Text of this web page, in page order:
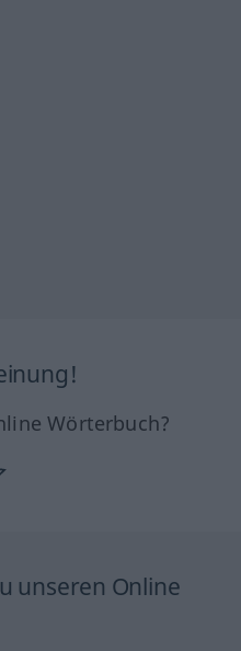
Wörterbuch?
unseren Online